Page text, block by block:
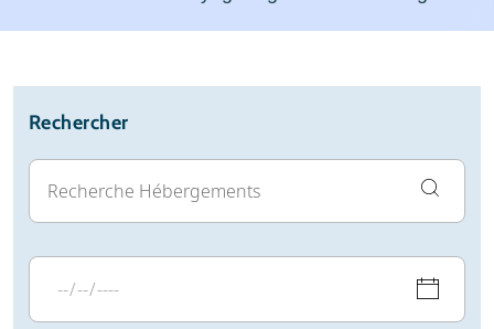
Météo
Écoles de ski
Location de ski
Rechercher